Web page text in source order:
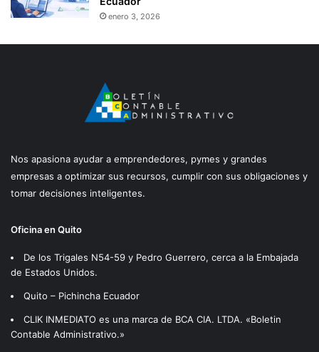
enero 3, 2026
Nos apasiona ayudar a emprendedores, pymes y grandes
empresas a optimizar sus recursos, cumplir con sus obligaciones y
tomar decisiones inteligentes.
Oficina en Quito
De los Trigales N54-59 y Pedro Guerrero, cerca a la Embajada
de Estados Unidos.
Quito – Pichincha Ecuador
CLIK INMEDIATO es una marca de BCA CIA. LTDA. «Boletin
Contable Administrativo.»